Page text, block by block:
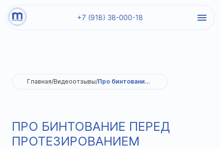
+7 (918) 38-000-18
Главная/Видеоотзывы/ Про бинтование перед протезированием
ПРО БИНТОВАНИЕ ПЕРЕД
ПРОТЕЗИРОВАНИЕМ